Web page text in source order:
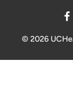
© 2026